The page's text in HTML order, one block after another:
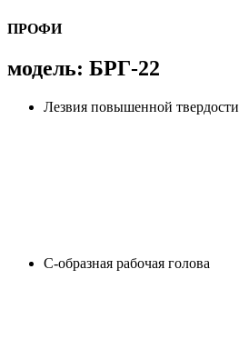
ПРОФИ
модель: БРГ-22
Лезвия повышенной твердости
С-образная рабочая голова